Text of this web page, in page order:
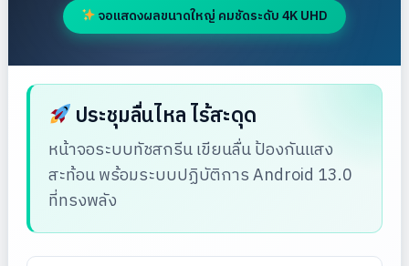
จอแสดงผลขนาดใหญ่ คมชัดระดับ 4K UHD
ประชุมลื่นไหล ไร้สะดุด
หน้าจอระบบทัชสกรีน เขียนลื่น ป้องกันแสง
สะท้อน พร้อมระบบปฏิบัติการ Android 13.0
ที่ทรงพลัง